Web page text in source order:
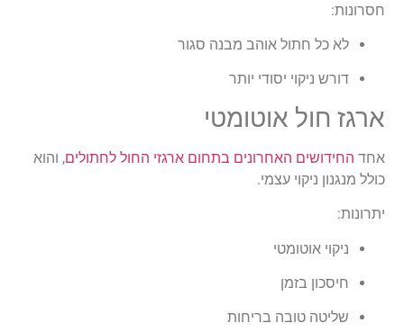
חסרונות:
לא כל חתול אוהב מבנה סגור
דורש ניקוי יסודי יותר
ארגז חול אוטומטי
אחד החידושים האחרונים בתחום ארגזי החול לחתולים, והוא
כולל מנגנון ניקוי עצמי.
יתרונות:
ניקוי אוטומטי
חיסכון בזמן
שליטה טובה בריחות